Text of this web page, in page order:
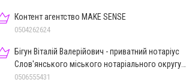
Контент агентство MAKE SENSE
0504262624
Бігун Віталій Валерійович - приватний нотаріус
Слов'янського міського нотаріального округу
Дон.обл.
0506555431